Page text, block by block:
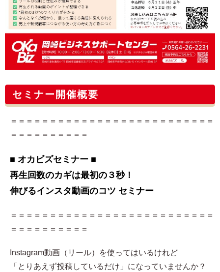
セミナー開催概要
＝＝＝＝＝＝＝＝＝＝＝＝＝＝＝＝＝＝＝＝＝＝＝＝＝＝
＝＝＝＝＝＝＝＝＝＝
■ オカビズセミナー ■
再生回数のカギは最初の３秒！
伸びるインスタ動画のコツ セミナー
＝＝＝＝＝＝＝＝＝＝＝＝＝＝＝＝＝＝＝＝＝＝＝＝＝＝
＝＝＝＝＝＝＝＝＝＝
Instagram動画（リール）を使ってはいるけれど
「とりあえず投稿しているだけ」になっていませんか？